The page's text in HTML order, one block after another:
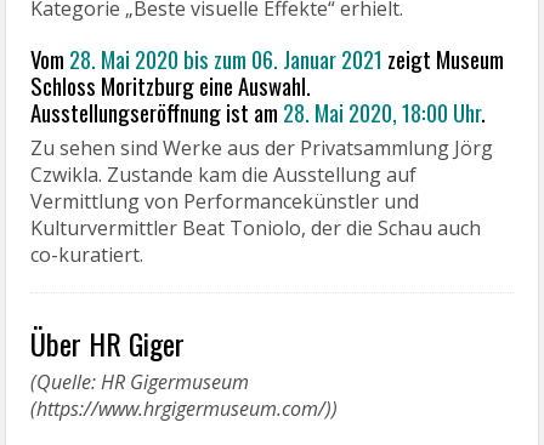
Kategorie „Beste visuelle Effekte“ erhielt.
Vom 28. Mai 2020 bis zum 06. Januar 2021 zeigt Museum
Schloss Moritzburg eine Auswahl.
Ausstellungseröffnung ist am 28. Mai 2020, 18:00 Uhr.
Zu sehen sind Werke aus der Privatsammlung Jörg
Czwikla. Zustande kam die Ausstellung auf
Vermittlung von Performancekünstler und
Kulturvermittler Beat Toniolo, der die Schau auch
co-kuratiert.
Über HR Giger
(Quelle: HR Gigermuseum
(https://www.hrgigermuseum.com/))